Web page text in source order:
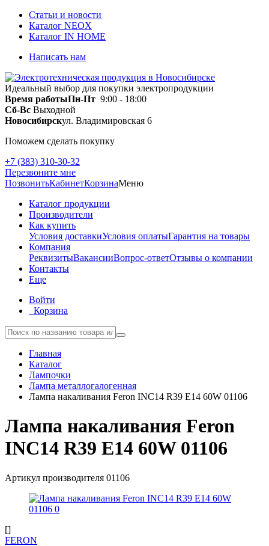
Статьи и новости
Каталог NEOX
Каталог IN HOME
Написать нам
Идеальный выбор для покупки электропродукции
Время работыПн-Пт 9:00 - 18:00
Сб-Вс Выходной
Новосибирскул. Владимировская 6
Поможем сделать покупку
+7 (383) 310-30-32
Перезвоните мне
ПозвонитьКабинетКорзинаМеню
Каталог продукции
Производители
Как купить
Условия доставкиУсловия оплатыГарантия на товары
Компания
РеквизитыВакансииВопрос-ответОтзывы о компании
Контакты
Еще
Войти
Корзина
Главная
Каталог
Лампочки
Лампа металлогалогенная
Лампа накаливания Feron INC14 R39 E14 60W 01106
Лампа накаливания Feron
INC14 R39 E14 60W 01106
Артикул производителя 01106
[]
FERON